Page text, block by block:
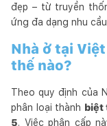
đẹp – từ truyền
ứng đa dạng nhu
Nhà ở tại
thế nào?
Theo quy định của
phân loại thành biệt
5. Việc phân cấp